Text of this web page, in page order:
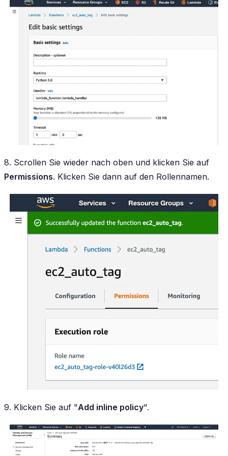
8. Scrollen Sie wieder nach oben und klicken Sie auf
Permissions. Klicken Sie dann auf den Rollennamen.
9. Klicken Sie auf "Add inline policy".